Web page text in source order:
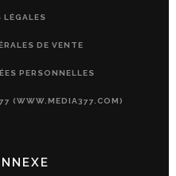
DE VENTE
PERSONNELLES
(WWW.MEDIA377.COM)